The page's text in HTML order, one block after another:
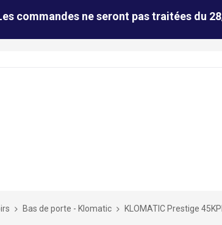
commandes ne seront pas traitées du
Bas de porte - Klomatic KLOMATIC Prestige